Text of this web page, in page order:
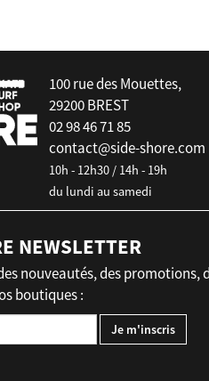
100 rue des Mouettes,
29200 BREST
02 98 46 71 85
contact@side-shore.com
10h - 12h30 / 14h - 19h
du lundi au samedi
NEWSLETTER
nouveautés, des promotions,
boutiques :